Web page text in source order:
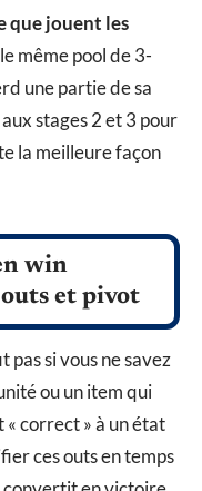
que jouent les
même pool de 3-
une partie de sa
stages 2 et 3 pour
la meilleure façon
win
et pivot
pas si vous ne savez
ou un item qui
correct » à un état
ces outs en temps